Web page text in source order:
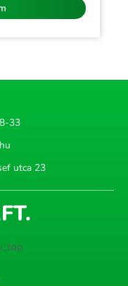
33
utca 23